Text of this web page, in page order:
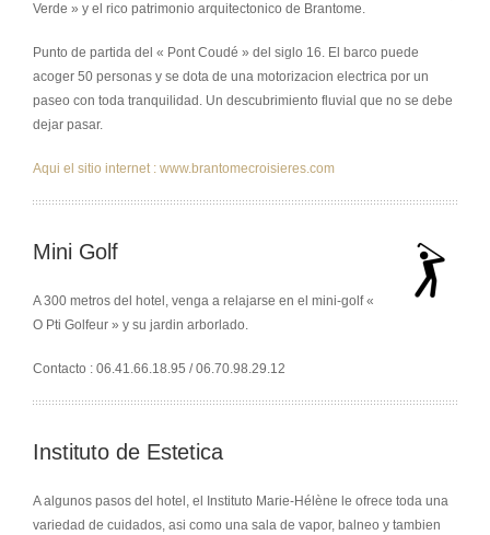
Verde » y el rico patrimonio arquitectonico de Brantome.
Punto de partida del « Pont Coudé » del siglo 16. El barco puede
acoger 50 personas y se dota de una motorizacion electrica por un
paseo con toda tranquilidad. Un descubrimiento fluvial que no se debe
dejar pasar.
Aqui el sitio internet : www.brantomecroisieres.com
Mini Golf
A 300 metros del hotel, venga a relajarse en el mini-golf «
O Pti Golfeur » y su jardin arborlado.
Contacto : 06.41.66.18.95 / 06.70.98.29.12
Instituto de Estetica
A algunos pasos del hotel, el Instituto Marie-Hélène le ofrece toda una
variedad de cuidados, asi como una sala de vapor, balneo y tambien